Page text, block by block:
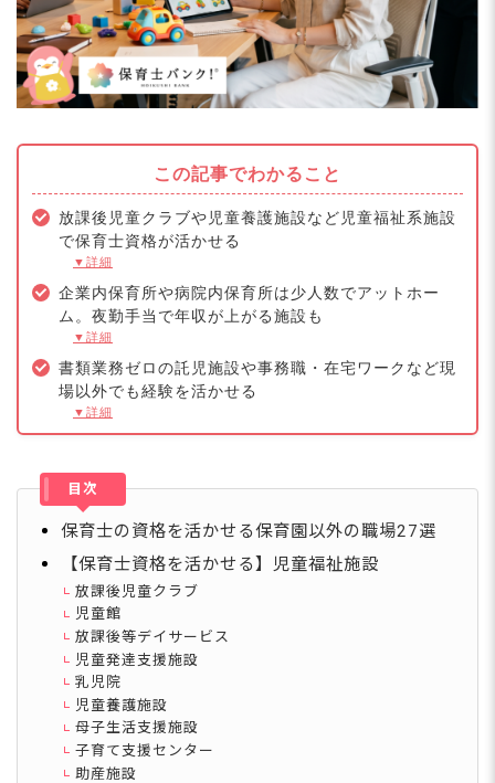
この記事でわかること
放課後児童クラブや児童養護施設など児童福祉系施設
で保育士資格が活かせる
▼詳細
企業内保育所や病院内保育所は少人数でアットホー
ム。夜勤手当で年収が上がる施設も
▼詳細
書類業務ゼロの託児施設や事務職・在宅ワークなど現
場以外でも経験を活かせる
▼詳細
目次
保育士の資格を活かせる保育園以外の職場27選
【保育士資格を活かせる】児童福祉施設
放課後児童クラブ
児童館
放課後等デイサービス
児童発達支援施設
乳児院
児童養護施設
母子生活支援施設
子育て支援センター
助産施設